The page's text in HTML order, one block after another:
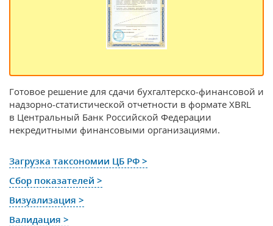
Готовое решение для сдачи бухгалтерско-финансовой и
надзорно-статистической отчетности в формате XBRL
в Центральный Банк Российской Федерации
некредитными финансовыми организациями.
Загрузка таксономии ЦБ РФ >
Сбор показателей >
Визуализация >
Валидация >